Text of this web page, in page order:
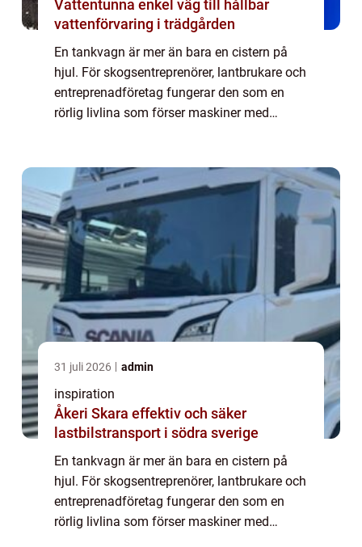
Vattentunna enkel väg till hållbar
vattenförvaring i trädgården
En tankvagn är mer än bara en cistern på
hjul. För skogsentreprenörer, lantbrukare och
entreprenadföretag fungerar den som en
rörlig livlina som förser maskiner med
31 juli 2026 admin
inspiration
Åkeri Skara effektiv och säker
lastbilstransport i södra sverige
En tankvagn är mer än bara en cistern på
hjul. För skogsentreprenörer, lantbrukare och
entreprenadföretag fungerar den som en
rörlig livlina som förser maskiner med